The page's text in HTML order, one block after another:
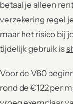
betaal je alleen
verzekering regel
maar het risico bij
tijdelijk gebruik is
Voor de V60
rond de €122 per